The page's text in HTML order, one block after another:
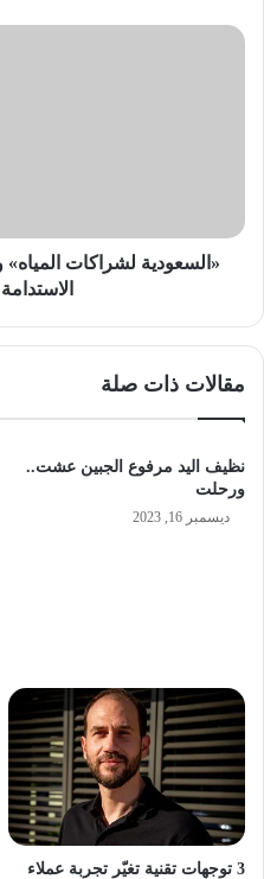
«السعودية
الاستدامة
والابتكار»
«السعودية لشراكات المياه»
مقالات ذات صلة
نظيف اليد مرفوع الجبين عشت..
ورحلت
ديسمبر 16, 2023
3 توجهات تقنية تغيّر تجربة عملاء